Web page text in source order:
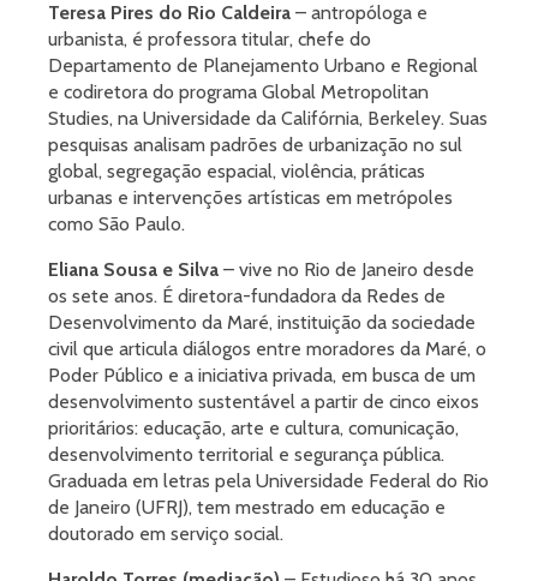
Teresa Pires do Rio Caldeira – antropóloga e
urbanista, é professora titular, chefe do
Departamento de Planejamento Urbano e Regional
e codiretora do programa Global Metropolitan
Studies, na Universidade da Califórnia, Berkeley. Suas
pesquisas analisam padrões de urbanização no sul
global, segregação espacial, violência, práticas
urbanas e intervenções artísticas em metrópoles
como São Paulo.
Eliana Sousa e Silva – vive no Rio de Janeiro desde
os sete anos. É diretora-fundadora da Redes de
Desenvolvimento da Maré, instituição da sociedade
civil que articula diálogos entre moradores da Maré, o
Poder Público e a iniciativa privada, em busca de um
desenvolvimento sustentável a partir de cinco eixos
prioritários: educação, arte e cultura, comunicação,
desenvolvimento territorial e segurança pública.
Graduada em letras pela Universidade Federal do Rio
de Janeiro (UFRJ), tem mestrado em educação e
doutorado em serviço social.